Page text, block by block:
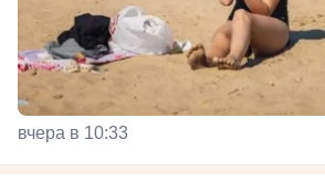
вчера в 10:33